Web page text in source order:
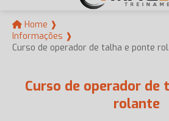
Home ❱
Informações ❱
Curso de operador de talha e ponte
Curso de operador de
rolante